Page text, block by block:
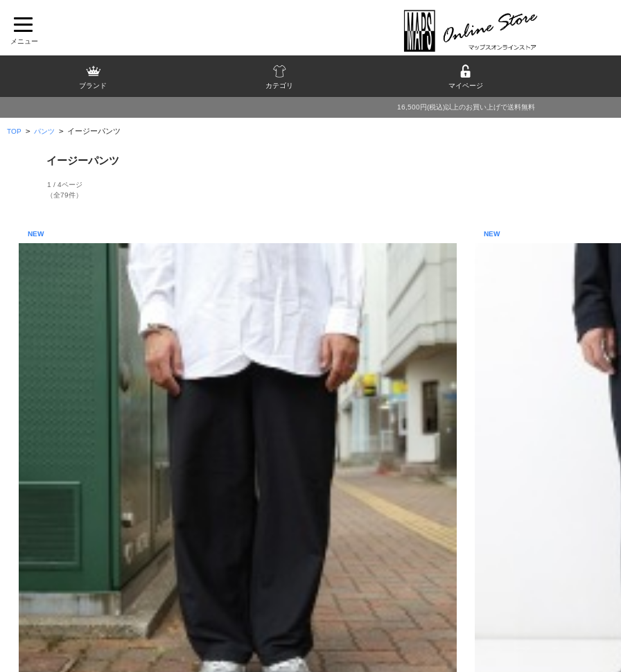
ブランド カテゴリ マイページ
16,500円(税込)以上のお買い上げで送料無料
TOP > パンツ > イージーパンツ
イージーパンツ
1 / 4ページ
（全79件）
NEW NEW